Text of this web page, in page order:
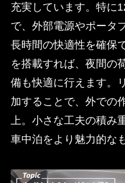
充実しています。特に
で、外部電源やポータ
長時間の快適性を確保
を搭載すれば、夜間の
備も快適に行えます。
加することで、外での
上。小さな工夫の積み
車中泊をより魅力的な